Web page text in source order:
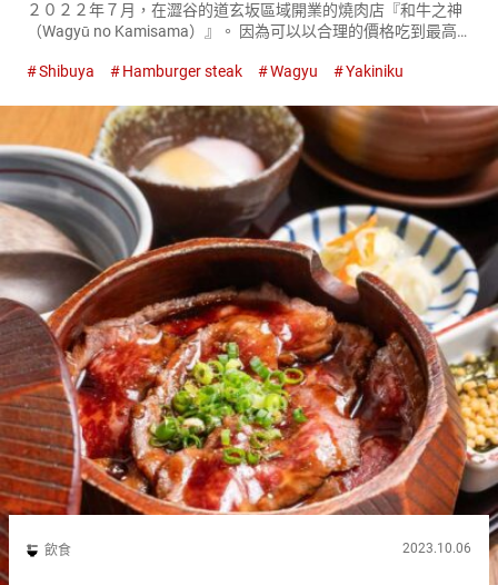
２０２２年７月，在澀谷的道玄坂區域開業的燒肉店『和牛之神
（Wagyū no Kamisama）』。 因為可以以合理的價格吃到最高
Kamisama）』的招牌『鑽石舌（Diamond...
Shibuya Hamburger steak Wagyu Yakiniku
飲食 2023.10.06